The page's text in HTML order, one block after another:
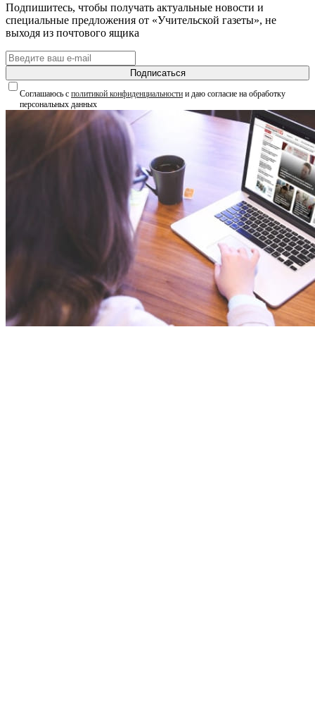
Подпишитесь, чтобы получать актуальные новости и
специальные предложения от «Учительской газеты», не
выходя из почтового ящика
Подписаться
Соглашаюсь с политикой конфиденциальности и даю согласие на обработку
персональных данных